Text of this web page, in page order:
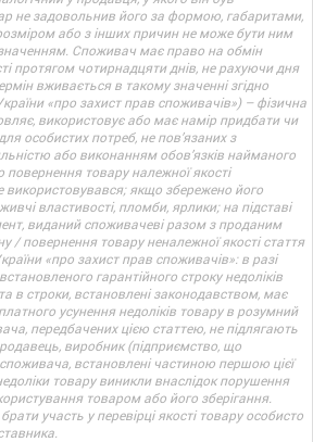
не задовольнив його за формою, габаритами,
або з інших причин не може бути ним
Споживач має право на обмін
протягом чотирнадцяти днів, не рахуючи дня
вживається в такому значенні згідно
«про захист прав споживачів») – фізична
використовує або має намір придбати чи
особистих потреб, не пов’язаних з
або виконанням обов’язків найманого
повернення товару належної якості
використовувався; якщо збережено його
властивості, пломби, ярлики; на підставі
виданий споживачеві разом з проданим
/ повернення товару неналежної якості стаття
«про захист прав споживачів»: в разі
гарантійного строку недоліків
в строки, встановлені законодавством, має
усунення недоліків товару в розумний
передбачених цією статтею, не підлягають
виробник (підприємство, що
встановлені частиною першою цієї
товару виникли внаслідок порушення
товаром або його зберігання.
участь у перевірці якості товару особисто